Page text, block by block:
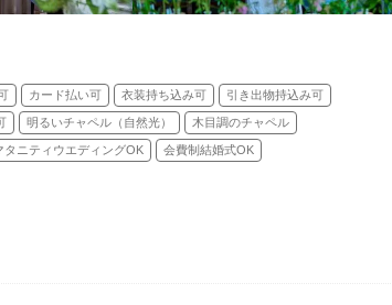
カード払い可 衣装持ち込み可 引き出物持込み可
明るいチャペル（自然光） 木目調のチャペル
タニティウエディングOK 会費制結婚式OK